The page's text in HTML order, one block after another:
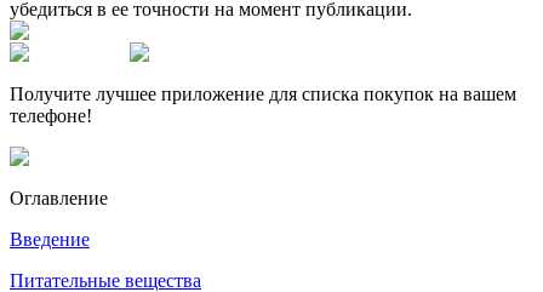
убедиться в ее точности на момент публикации.
Получите лучшее приложение для списка покупок на вашем
телефоне!
Оглавление
Введение
Питательные вещества